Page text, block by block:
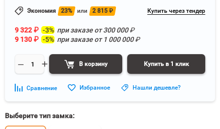
Экономия 23% или 2 815 ₽ Купить через тендер
9 322 ₽ -3% при заказе от300 000₽
9 130 ₽ -5% при заказе от 1 000 000₽
В корзину Купить в 1 клик
Сравнение Избранное Нашли дешевле?
Выберите тип замка: